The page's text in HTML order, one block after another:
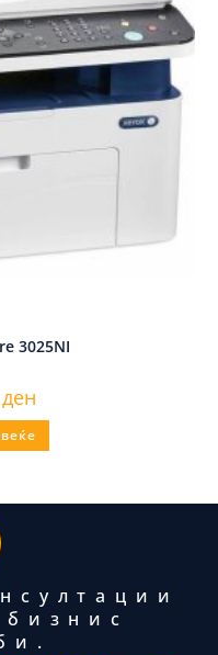
3025NI
ден